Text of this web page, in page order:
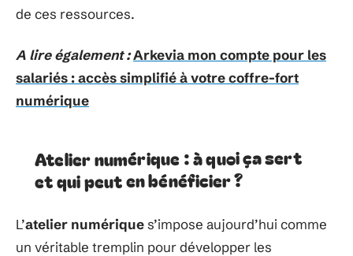
de ces ressources.
A lire également :Arkevia mon compte pour les
salariés : accès simplifié à votre coffre-fort
numérique
Atelier numérique : à quoi ça sert
et qui peut en bénéficier ?
L’atelier numériques’impose aujourd’hui comme
un véritable tremplin pour développer les